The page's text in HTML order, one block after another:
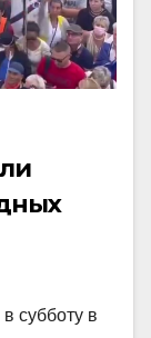
субботу в